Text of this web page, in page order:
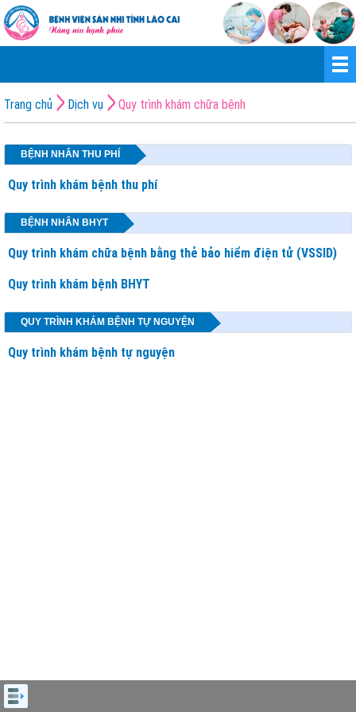
Trang chủ Dịch vụ Quy trình khám chữa bệnh
BỆNH NHÂN THU PHÍ
Quy trình khám bệnh thu phí
BỆNH NHÂN BHYT
Quy trình khám chữa bệnh bằng thẻ bảo hiểm điện tử (VSSID)
Quy trình khám bệnh BHYT
QUY TRÌNH KHÁM BỆNH TỰ NGUYỆN
Quy trình khám bệnh tự nguyện